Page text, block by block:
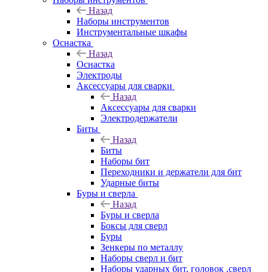
Назад
Наборы инструментов
Инструментальные шкафы
Оснастка
Назад
Оснастка
Электроды
Аксессуары для сварки
Назад
Аксессуары для сварки
Электродержатели
Биты
Назад
Биты
Наборы бит
Переходники и держатели для бит
Ударные биты
Буры и сверла
Назад
Буры и сверла
Боксы для сверл
Буры
Зенкеры по металлу
Наборы сверл и бит
Наборы ударных бит, головок ,сверл